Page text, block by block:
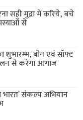
सही मुद्रा में करिये, बचे
से
बोन एवं सॉफ्ट
से करेगा आगाज
भारत’ संकल्प अभियान